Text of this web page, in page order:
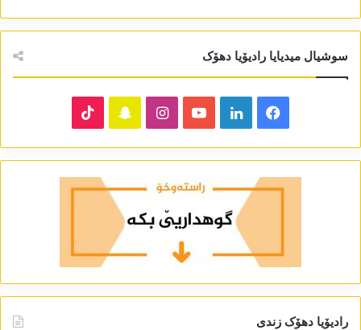
سوشیال میدیایا رادیۆیا دھۆک
Facebook
LinkedIn
YouTube
Instagram
Snapchat
رادیۆیا دھۆک زندی